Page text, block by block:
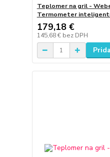
Teplomer na gril -
Termometer
179,18 €
145,68 € bez DPH